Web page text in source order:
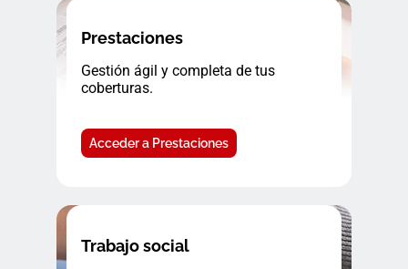
Prestaciones
Gestión ágil y completa de tus
coberturas.
Acceder a Prestaciones
Trabajo social